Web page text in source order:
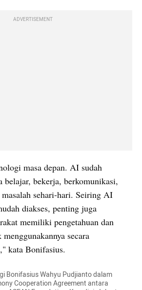
ADVERTISEMENT
masa depan. AI sudah
belajar, bekerja, berkomunikasi,
masalah sehari-hari. Seiring AI
diakses, penting juga
memiliki pengetahuan dan
secara
kata Bonifasius.
Bonifasius Wahyu Pudjianto dalam
Cooperation Agreement antara